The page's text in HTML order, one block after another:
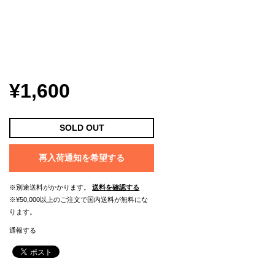
¥1,600
SOLD OUT
再入荷通知を希望する
※別途送料がかかります。
送料を確認する
※¥50,000以上のご注文で国内送料が無料にな
ります。
通報する